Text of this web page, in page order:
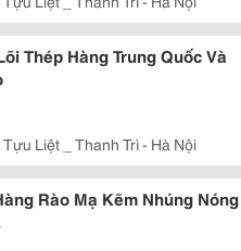
Thép Hàng Trung Quốc Và
Liệt _ Thanh Trì - Hà Nội
Rào Mạ Kẽm Nhúng Nóng